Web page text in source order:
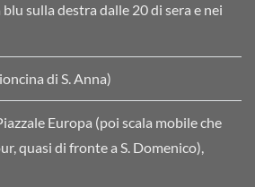
sulla destra dalle 20 di sera e nei
di S. Anna)
Europa (poi scala mobile che
quasi di fronte a S. Domenico),